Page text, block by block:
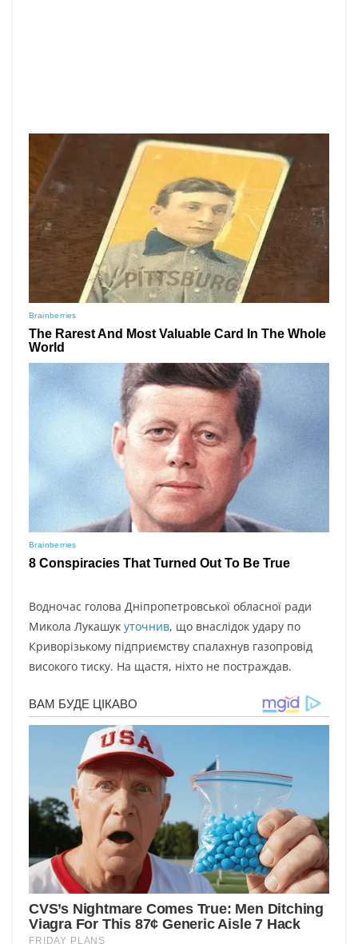
Водночас голова Дніпропетровської обласної ради
Микола Лукашук уточнив, що внаслідок удару по
Криворізькому підприємству спалахнув газопровід
високого тиску. На щастя, ніхто не постраждав.